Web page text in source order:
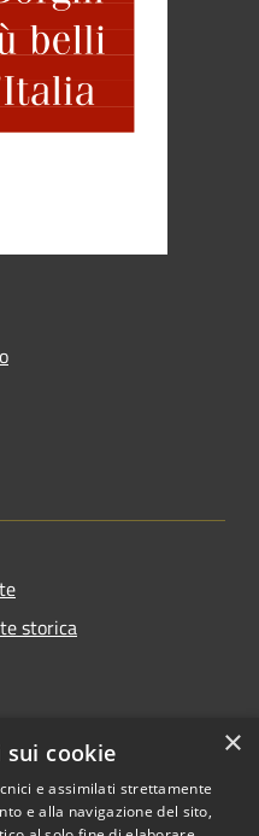
storica
×
cookie
e assimilati strettamente
e alla navigazione del sito,